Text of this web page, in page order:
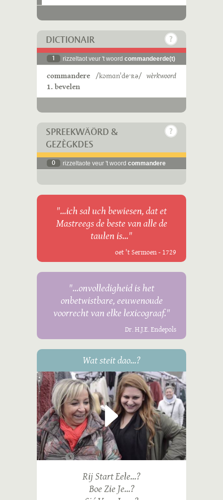
DICTIONAIR
1 rizzeltaot veur 't woord commandeerde(t)
commandere /kɔmɑnˈdeˑʀə/ wèrkwoord
1. bevelen
SPREEKWÄÖRD &
GEZÈGKDES
0 rizzeltaote veur 't woord commandere
"...ich sal uch bewiesen, dat et
Mastreegs de beste van alle de
taulen is..."
oet 't Sermoen - 1729
"...onvolledigheid is het
onbetwistbare, eeuwenoude
voorrecht van elke lexicograaf."
Dr. H.J.E. Endepols
Wat steit dao...?
Rij Start Eele...?
Boe Zie Je...?